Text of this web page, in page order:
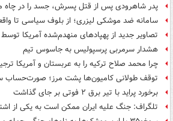
پدر شاهرودی پس از قتل پسرش، جسد را در چاه
سامانه ضد موشکی لیزری؛ از بلوف سیاسی تا
تصاویر جدید از پهپادهای منهدم‌شده آمریکا
هشدار سرمربی پرسپولیس به جاسوس تیم
چرا محمد صلاح ترکیه را به عربستان و آمریکا
توقف طولانی کامیون‌ها پشت مرز؛ صورت‌حساب
برخورد پراید با تیر برق ۲ فوتی بر جای گذاشت
تلگراف: جنگ علیه ایران ممکن است به یکی از